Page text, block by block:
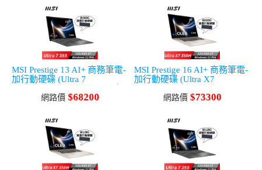
MSI Prestige 13 AI+ 商務筆電-
加行動硬碟 (Ultra 7
網路價 $68200
MSI Prestige 16 AI+ 商務筆電-
加行動硬碟 (Ultra X7
網路價 $73300